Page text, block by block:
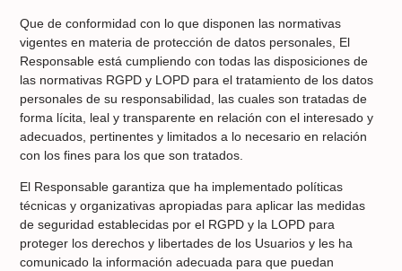
Que de conformidad con lo que disponen las normativas
vigentes en materia de protección de datos personales, El
Responsable está cumpliendo con todas las disposiciones de
las normativas RGPD y LOPD para el tratamiento de los datos
personales de su responsabilidad, las cuales son tratadas de
forma lícita, leal y transparente en relación con el interesado y
adecuados, pertinentes y limitados a lo necesario en relación
con los fines para los que son tratados.
El Responsable garantiza que ha implementado políticas
técnicas y organizativas apropiadas para aplicar las medidas
de seguridad establecidas por el RGPD y la LOPD para
proteger los derechos y libertades de los Usuarios y les ha
comunicado la información adecuada para que puedan